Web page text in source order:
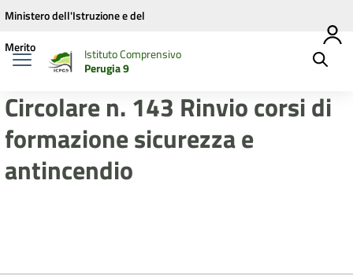
Vai ai contenuti
Vai al menu di navigazione
Vai al footer
Ministero dell'Istruzione e del
Merito
Istituto Comprensivo
Perugia 9
Circolare n. 143 Rinvio corsi di
formazione sicurezza e
antincendio